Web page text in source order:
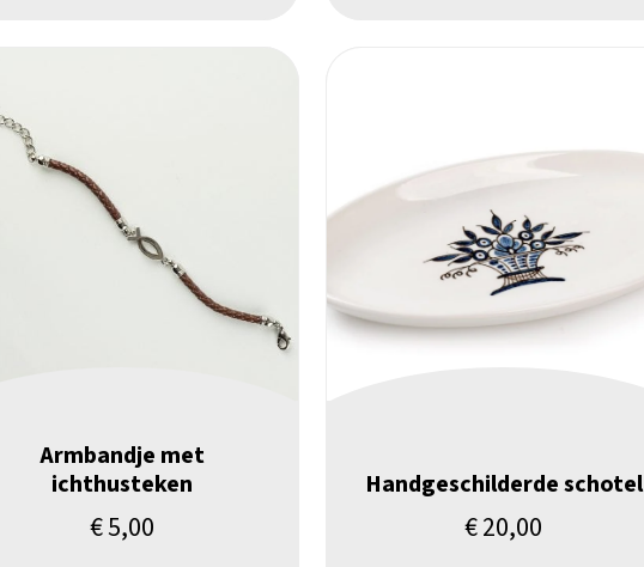
Armbandje met
ichthusteken
€5,00
Handgeschilderde schotel
€20,00